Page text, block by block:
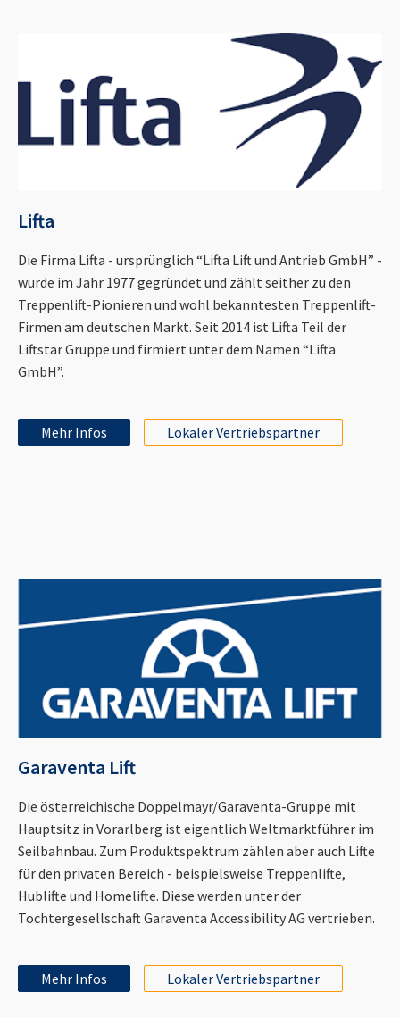
Lifta
Die Firma Lifta - ursprünglich “Lifta Lift und Antrieb GmbH” -
wurde im Jahr 1977 gegründet und zählt seither zu den
Treppenlift-Pionieren und wohl bekanntesten Treppenlift-
Firmen am deutschen Markt. Seit 2014 ist Lifta Teil der
Liftstar Gruppe und firmiert unter dem Namen “Lifta
GmbH”.
Mehr Infos Lokaler Vertriebspartner
Garaventa Lift
Die österreichische Doppelmayr/Garaventa-Gruppe mit
Hauptsitz in Vorarlberg ist eigentlich Weltmarktführer im
Seilbahnbau. Zum Produktspektrum zählen aber auch Lifte
für den privaten Bereich - beispielsweise Treppenlifte,
Hublifte und Homelifte. Diese werden unter der
Tochtergesellschaft Garaventa Accessibility AG vertrieben.
Mehr Infos Lokaler Vertriebspartner